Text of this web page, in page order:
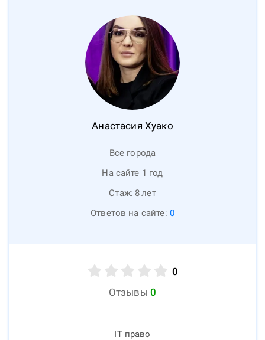
Анастасия Хуако
Все города
На сайте 1 год
Стаж: 8лет
Ответов на сайте: 0
0
Отзывы 0
IT право